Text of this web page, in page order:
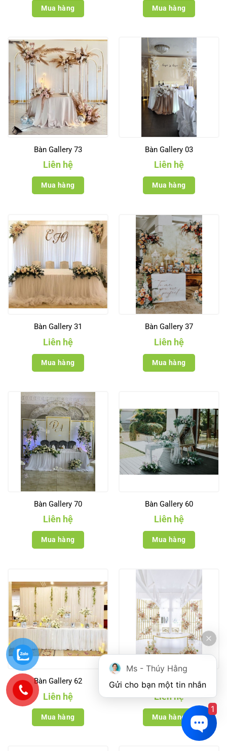
Mua hàng Mua hàng
Bàn Gallery 73
Liên hệ
Mua hàng
Bàn Gallery 03
Liên hệ
Mua hàng
Bàn Gallery 31
Liên hệ
Mua hàng
Bàn Gallery 37
Liên hệ
Mua hàng
Bàn Gallery 70
Liên hệ
Mua hàng
Bàn Gallery 60
Liên hệ
Mua hàng
Bàn Gallery 62
Liên hệ
Mua hàng
Bàn Gallery 76
Liên hệ
Mua hàng
Ms - Thúy Hằng
Gửi cho bạn một tin nhắn
1